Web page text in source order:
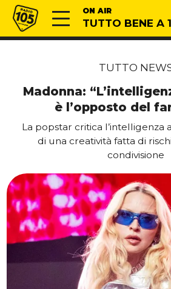
Vai al contenuto
Radio 105 ON AIR
TUTTO BENE A
TUTTO
Madonna:
è l’opposto del
La popstar critica l’intelligenza
di una creatività fatta di
condivisione